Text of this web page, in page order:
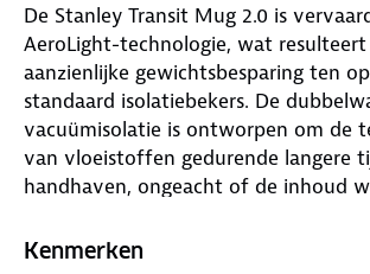
De Stanley Transit Mug 2.0 is
AeroLight-technologie, wat resulteert
aanzienlijke gewichtsbesparing ten
standaard isolatiebekers. De
vacuümisolatie is ontworpen om de
van vloeistoffen gedurende langere
handhaven, ongeacht of de inhoud
Kenmerken